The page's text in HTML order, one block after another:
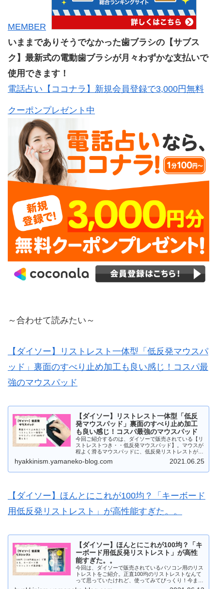
MEMBER
いままでありそうでなかった歯ブラシの【サブス
ク】最新式の電動歯ブラシが月々わずかな支払いで
使用できます！
電話占い【ココナラ】新規会員登録で3,000円無料
クーポンプレゼント中
～合わせて読みたい～
【ダイソー】リストレスト一体型「低反発マウスパ
ッド」裏面のすべり止め加工も良い感じ！コスパ最
強のマウスパッド
【ダイソー】リストレスト一体型「低反
発マウスパッド」裏面のすべり止め加工
も良い感じ！コスパ最強のマウスパッド
今回ご紹介するのは、ダイソーで販売されている【リ
ストレストつき・・低反発マウスパッド】。マウスが
程よく滑るマウスパッドに、低反発リストレストが追
加されてより手首の負担を軽減してくれるタイプのマ
ウスパッドです。
hyakkinism.yamaneko-blog.com 2021.06.25
【ダイソー】ほんとにこれが100均？「キーボード
用低反発リストレスト」が高性能すぎた。。
【ダイソー】ほんとにこれが100均？「キ
ーボード用低反発リストレスト」が高性
能すぎた。。
今回は、ダイソーで販売されているパソコン用のリス
トレストをご紹介。正直100均のリストレストなんて
って思っていたけれど、使ってみてびっくり！今まで
使ったどの製品よりも良い感触で衝撃を受けました。